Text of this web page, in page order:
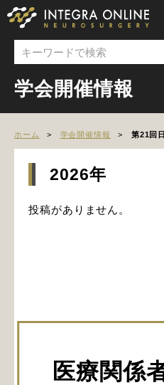
医療関係
学会開催情報
ホーム 学会開催情報 第21回
2026年
投稿がありません。